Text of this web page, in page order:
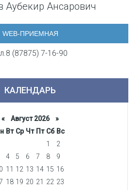
Аубекир Ансарович
WEB-ПРИЕМНАЯ
(87875) 7-16-90
КАЛЕНДАРЬ
«Август 2026 »
Вт Ср Чт Пт Сб Вс
1
2
4 5 6 7 8
9
11 12 13 14 15 16
18 19 20 21 22 23